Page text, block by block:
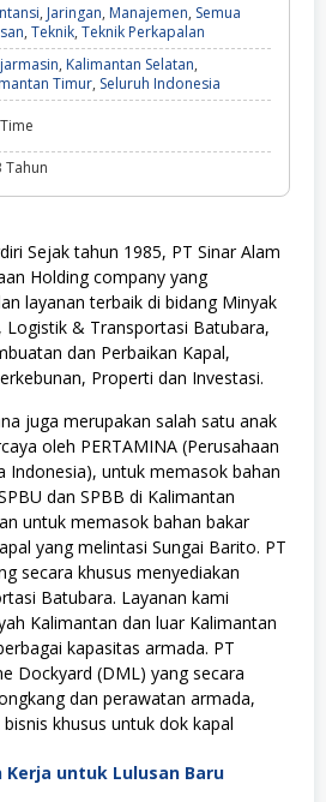
, Jaringan, Manajemen, Semua
, Teknik, Teknik Perkapalan
, Kalimantan Selatan,
Timur, Seluruh Indonesia
Tahun
Sejak tahun 1985, PT Sinar Alam
Holding company yang
layanan terbaik di bidang Minyak
Logistik & Transportasi Batubara,
dan Perbaikan Kapal,
Properti dan Investasi.
juga merupakan salah satu anak
oleh PERTAMINA (Perusahaan
Indonesia), untuk memasok bahan
dan SPBB di Kalimantan
untuk memasok bahan bakar
yang melintasi Sungai Barito. PT
secara khusus menyediakan
Batubara. Layanan kami
Kalimantan dan luar Kalimantan
kapasitas armada. PT
Dockyard (DML) yang secara
dan perawatan armada,
khusus untuk dok kapal
untuk Lulusan Baru